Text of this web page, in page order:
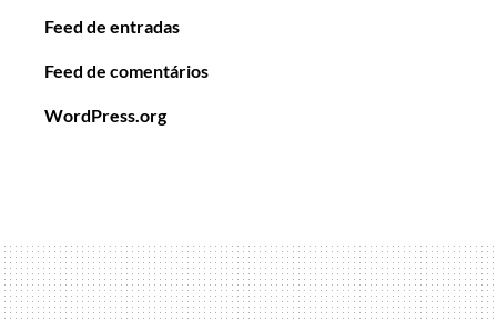
Feed de entradas
Feed de comentários
WordPress.org